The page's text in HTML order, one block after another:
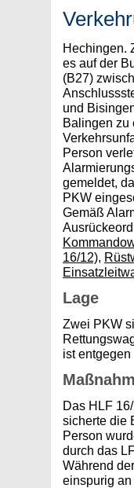
Hechingen.
es auf der
(B27)
und
Balingen zu
Person
gemeldet,
PKW
Gemäß
16/12),
Lage
Zwei PKW
ist
Das HLF
sicherte die
Person
durch das
Während
einspurig